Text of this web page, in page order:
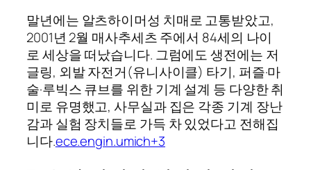
말년에는 알츠하이머성 치매로 고통받았고,
2001년 2월 매사추세츠 주에서 84세의 나이
로 세상을 떠났습니다. 그럼에도 생전에는 저
글링, 외발 자전거(유니사이클) 타기, 퍼즐·마
술·루빅스 큐브를 위한 기계 설계 등 다양한 취
미로 유명했고, 사무실과 집은 각종 기계 장난
감과 실험 장치들로 가득 차 있었다고 전해집
니다.ece.engin.umich+3